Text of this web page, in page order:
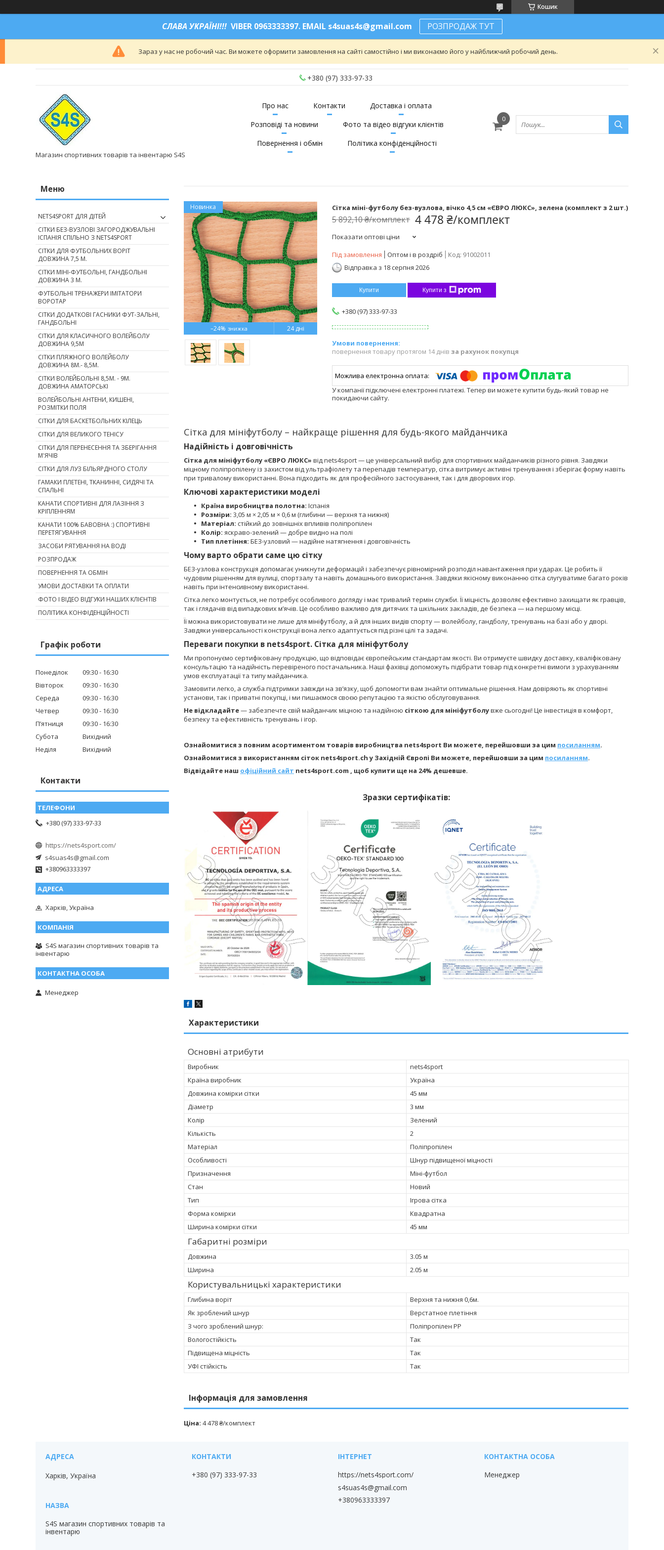
Кошик
СЛАВА УКРАЇНІ!!!VIBER 0963333397. EMAIL s4suas4s@gmail.com РОЗПРОДАЖ ТУТ
Зараз у нас не робочий час. Ви можете оформити замовлення на сайті самостійно і ми виконаємо його у найближчий робочий день.
+380 (97) 333-97-33
Магазин спортивних товарів та інвентарю S4S
Про нас Контакти
Доставка і оплата
Розповіді та новини
Фото та відео відгуки клієнтів
Повернення і обмін
Політика конфіденційності
–24% 24 дні
Новинка Сітка міні-футболу без-вузлова, вічко 4,5 см «ЄВРО ЛЮКС», зелена (комплект з 2 шт.)
5 892,10 ₴/комплект 4 478 ₴/комплект
Показати оптові ціни
Під замовлення
Оптом і в роздріб Код: 91002011
Відправка з 18 серпня 2026
Купити Купити з
+380 (97) 333-97-33
повернення товару протягом 14 днів за рахунок покупця
У компанії підключені електронні платежі. Тепер ви можете купити будь-який товар не
покидаючи сайту.
Сітка для мініфутболу – найкраще рішення для будь-якого майданчика
Надійність і довговічність
Сітка для мініфутболу «ЄВРО ЛЮКС» від nets4sport — це універсальний вибір для спортивних майданчиків різного рівня. Завдяки
міцному поліпропілену із захистом від ультрафіолету та перепадів температур, сітка витримує активні тренування і зберігає форму навіть
при тривалому використанні. Вона підходить як для професійного застосування, так і для дворових ігор.
Ключові характеристики моделі
Країна виробництва полотна: Іспанія
Розміри: 3,05 м × 2,05 м × 0,6 м (глибини — верхня та нижня)
Матеріал: стійкий до зовнішніх впливів поліпропілен
Колір: яскраво-зелений — добре видно на полі
Тип плетіння: БЕЗ-узловий — надійне натягнення і довговічність
Чому варто обрати саме цю сітку
БЕЗ-узлова конструкція допомагає уникнути деформацій і забезпечує рівномірний розподіл навантаження при ударах. Це робить її
чудовим рішенням для вулиці, спортзалу та навіть домашнього використання. Завдяки якісному виконанню сітка слугуватиме багато років
навіть при інтенсивному використанні.
Сітка легко монтується, не потребує особливого догляду і має тривалий термін служби. Її міцність дозволяє ефективно захищати як гравців,
так і глядачів від випадкових м’ячів. Це особливо важливо для дитячих та шкільних закладів, де безпека — на першому місці.
Її можна використовувати не лише для мініфутболу, а й для інших видів спорту — волейболу, гандболу, тренувань на базі або у дворі.
Завдяки універсальності конструкції вона легко адаптується під різні цілі та задачі.
Переваги покупки в nets4sport. Сітка для мініфутболу
Ми пропонуємо сертифіковану продукцію, що відповідає європейським стандартам якості. Ви отримуєте швидку доставку, кваліфіковану
консультацію та надійність перевіреного постачальника. Наші фахівці допоможуть підібрати товар під конкретні вимоги з урахуванням
умов експлуатації та типу майданчика.
Замовити легко, а служба підтримки завжди на зв’язку, щоб допомогти вам знайти оптимальне рішення. Нам довіряють як спортивні
установи, так і приватні покупці, і ми пишаємося своєю репутацією та якістю обслуговування.
Не відкладайте— забезпечте свій майданчик міцною та надійною сіткою для мініфутболувже сьогодні! Це інвестиція в комфорт,
безпеку та ефективність тренувань і ігор.
Ознайомитися з повним асортиментом товарів виробництва nets4sport Ви можете, перейшовши за цим посиланням.
Ознайомитися з використанням сіток nets4sport.ch у Західній Європі Ви можете, перейшовши за цим посиланням.
Відвідайте наш офіційний сайт nets4sport.com , щоб купити ще на 24% дешевше.
Зразки сертифікатів:
Характеристики
Основні атрибути
Виробник
nets4sport
Країна виробник
Україна
Довжина комірки сітки
45 мм
Діаметр
3 мм
Колір
Зелений
Кількість
2
Матеріал
Поліпропілен
Особливості
Шнур підвищеної міцності
Призначення
Міні-футбол
Стан
Новий
Тип
Ігрова сітка
Форма комірки
Квадратна
Ширина комірки сітки
45 мм
Габаритні розміри
Довжина
3.05 м
Ширина
2.05 м
Користувальницькі характеристики
Глибина воріт
Верхня та нижня 0,6м.
Як зроблений шнур
Верстатное плетіння
З чого зроблений шнур:
Поліпропілен PP
Вологостійкість
Так
Підвищена міцність
Так
УФІ стійкість
Так
Інформація для замовлення
Ціна: 4 478 ₴/комплект
NETS4SPORT ДЛЯ ДІТЕЙ
СІТКИ БЕЗ-ВУЗЛОВІ ЗАГОРОДЖУВАЛЬНІ
ІСПАНІЯ СПІЛЬНО З NETS4SPORT
СІТКИ ДЛЯ ФУТБОЛЬНИХ ВОРІТ
ДОВЖИНА 7,5 М.
СІТКИ МІНІ-ФУТБОЛЬНІ, ГАНДБОЛЬНІ
ДОВЖИНА 3 М.
ФУТБОЛЬНІ ТРЕНАЖЕРИ ІМІТАТОРИ
ВОРОТАР
СІТКИ ДОДАТКОВІ ГАСНИКИ ФУТ-ЗАЛЬНІ,
ГАНДБОЛЬНІ
СІТКИ ДЛЯ КЛАСИЧНОГО ВОЛЕЙБОЛУ
ДОВЖИНА 9,5М
СІТКИ ПЛЯЖНОГО ВОЛЕЙБОЛУ
ДОВЖИНА 8М.- 8,5М.
СІТКИ ВОЛЕЙБОЛЬНІ 8,5М. - 9М.
ДОВЖИНА АМАТОРСЬКІ
ВОЛЕЙБОЛЬНІ АНТЕНИ, КИШЕНІ,
РОЗМІТКИ ПОЛЯ
СІТКИ ДЛЯ БАСКЕТБОЛЬНИХ КІЛЕЦЬ
СІТКИ ДЛЯ ВЕЛИКОГО ТЕНІСУ
СІТКИ ДЛЯ ПЕРЕНЕСЕННЯ ТА ЗБЕРІГАННЯ
М'ЯЧІВ
СІТКИ ДЛЯ ЛУЗ БІЛЬЯРДНОГО СТОЛУ
ГАМАКИ ПЛЕТЕНІ, ТКАНИННІ, СИДЯЧІ ТА
СПАЛЬНІ
КАНАТИ СПОРТИВНІ ДЛЯ ЛАЗІННЯ З
КРІПЛЕННЯМ
КАНАТИ 100% БАВОВНА :) СПОРТИВНІ
ПЕРЕТЯГУВАННЯ
ЗАСОБИ РЯТУВАННЯ НА ВОДІ
РОЗПРОДАЖ
ПОВЕРНЕННЯ ТА ОБМІН
УМОВИ ДОСТАВКИ ТА ОПЛАТИ
ФОТО І ВІДЕО ВІДГУКИ НАШИХ КЛІЄНТІВ
ПОЛІТИКА КОНФІДЕНЦІЙНОСТІ
Графік роботи
Понеділок 09:30
16:30
Вівторок
09:30
16:30
Середа
09:30
16:30
Четвер
09:30
16:30
Пʼятниця
09:30
16:30
Субота
Вихідний
Неділя
Вихідний
Контакти
+380 (97) 333-97-33
https://nets4sport.com/
s4suas4s@gmail.com
+380963333397
Харків, Україна
S4S магазин спортивних товарів та
інвентарю
Менеджер
Харків, Україна
S4S магазин спортивних товарів та
інвентарю
+380 (97) 333-97-33
https://nets4sport.com/
s4suas4s@gmail.com
+380963333397
Менеджер